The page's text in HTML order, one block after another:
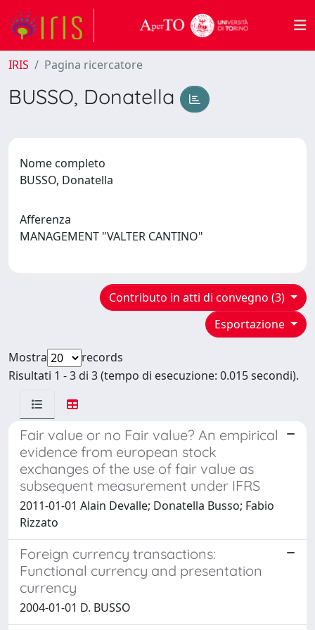
IRIS Pagina ricercatore
BUSSO, Donatella
Nome completo
BUSSO, Donatella
Afferenza
MANAGEMENT "VALTER CANTINO"
Contributo in atti di convegno (3)
Esportazione
Mostra
records
Risultati 1 - 3 di 3 (tempo di esecuzione: 0.015 secondi).
Fair value or no Fair value? An empirical
evidence from european stock
exchanges of the use of fair value as
subsequent measurement under IFRS
2011-01-01 Alain Devalle; Donatella Busso; Fabio
Rizzato
Foreign currency transactions:
Functional currency and presentation
currency
2004-01-01 D. BUSSO